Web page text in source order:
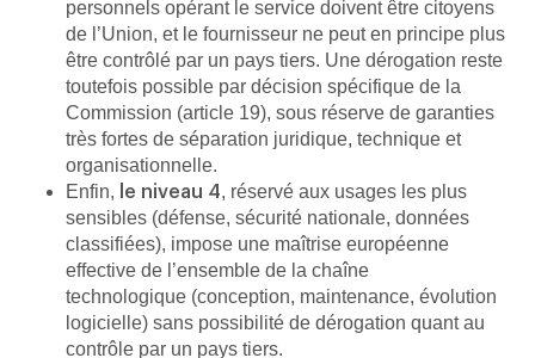
personnels opérant le service doivent être citoyens
de l’Union, et le fournisseur ne peut en principe plus
être contrôlé par un pays tiers. Une dérogation reste
toutefois possible par décision spécifique de la
Commission (article 19), sous réserve de garanties
très fortes de séparation juridique, technique et
organisationnelle.
Enfin,
le niveau 4, réservé aux usages les plus
sensibles (défense, sécurité nationale, données
classifiées), impose une maîtrise européenne
effective de l’ensemble de la chaîne
technologique (conception, maintenance, évolution
logicielle) sans possibilité de dérogation quant au
contrôle par un pays tiers.